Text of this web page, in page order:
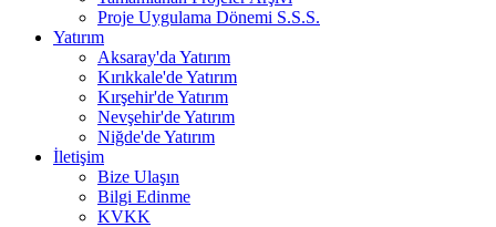
Proje Uygulama Dönemi S.S.S.
Yatırım
Aksaray'da Yatırım
Kırıkkale'de Yatırım
Kırşehir'de Yatırım
Nevşehir'de Yatırım
Niğde'de Yatırım
İletişim
Bize Ulaşın
Bilgi Edinme
KVKK